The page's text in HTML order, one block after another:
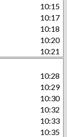
10:15
10:17
10:18
10:20
10:21
10:28
10:29
10:30
10:32
10:33
10:35